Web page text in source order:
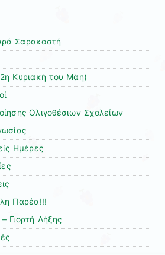
Σαρακοστή
Κυριακή του Μάη)
Ολιγοθέσιων Σχολείων
Ημέρες
Παρέα!!!
Γιορτή Λήξης